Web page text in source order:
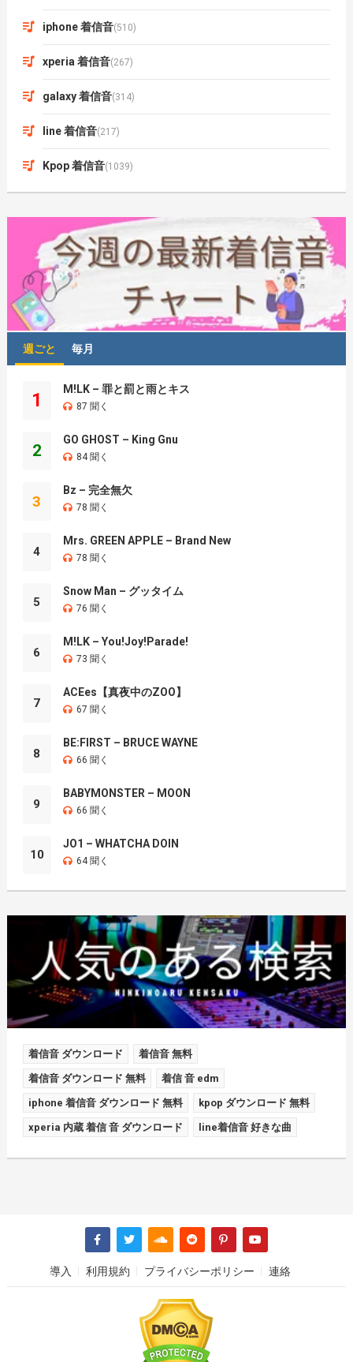
iphone 着信音(510)
xperia 着信音(267)
galaxy 着信音(314)
line 着信音(217)
Kpop 着信音(1039)
週ごと 毎月
1
M!LK – 罪と罰と雨とキス
87 聞く
2
GO GHOST – King Gnu
84 聞く
3
Bz – 完全無欠
78 聞く
4
Mrs. GREEN APPLE – Brand New
78 聞く
5
Snow Man – グッタイム
76 聞く
6
M!LK – You!Joy!Parade!
73 聞く
7
ACEes【真夜中のZOO】
67 聞く
8
BE:FIRST – BRUCE WAYNE
66 聞く
9
BABYMONSTER – MOON
66 聞く
10
JO1 – WHATCHA DOIN
64 聞く
着信音 ダウンロード 着信音 無料
着信音 ダウンロード 無料 着信 音 edm
iphone 着信音 ダウンロード 無料 kpop ダウンロード 無料
xperia 内蔵 着信 音 ダウンロード line着信音 好きな曲
導入 利用規約 プライバシーポリシー 連絡